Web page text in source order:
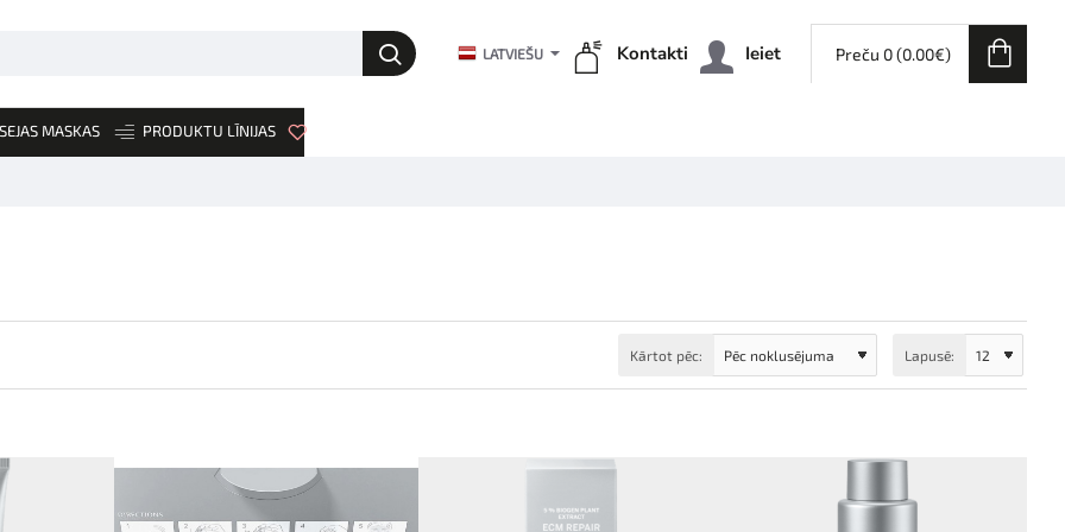
LATVIEŠU Kontakti Ieiet Preču 0 (0.00€)
SEJAS MASKAS PRODUKTU LĪNIJAS
Kārtot pēc: Lapusē: